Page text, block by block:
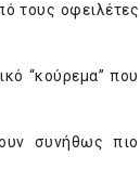
τους οφειλέτες
“κούρεμα” που
συνήθως πιο